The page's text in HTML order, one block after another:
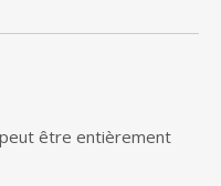
être entièrement